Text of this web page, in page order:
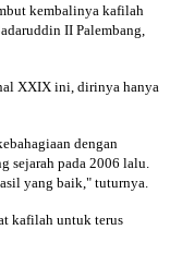
kembalinya kafilah
II Palembang,
XXIX ini, dirinya hanya
dengan
sejarah pada 2006 lalu.
yang baik," tuturnya.
kafilah untuk terus